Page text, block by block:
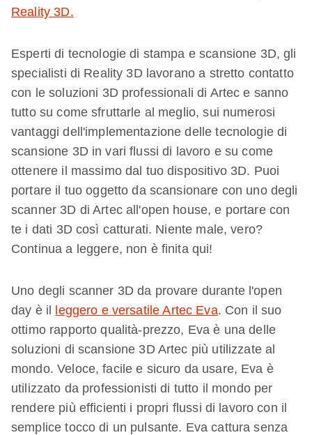
Reality 3D.
Esperti di tecnologie di stampa e scansione 3D, gli
specialisti di Reality 3D lavorano a stretto contatto
con le soluzioni 3D professionali di Artec e sanno
tutto su come sfruttarle al meglio, sui numerosi
vantaggi dell'implementazione delle tecnologie di
scansione 3D in vari flussi di lavoro e su come
ottenere il massimo dal tuo dispositivo 3D. Puoi
portare il tuo oggetto da scansionare con uno degli
scanner 3D di Artec all'open house, e portare con
te i dati 3D così catturati. Niente male, vero?
Continua a leggere, non è finita qui!
Uno degli scanner 3D da provare durante l'open
day è il
leggero e versatile Artec Eva. Con il suo
ottimo rapporto qualità-prezzo, Eva è una delle
soluzioni di scansione 3D Artec più utilizzate al
mondo. Veloce, facile e sicuro da usare, Eva è
utilizzato da professionisti di tutto il mondo per
rendere più efficienti i propri flussi di lavoro con il
semplice tocco di un pulsante. Eva cattura senza